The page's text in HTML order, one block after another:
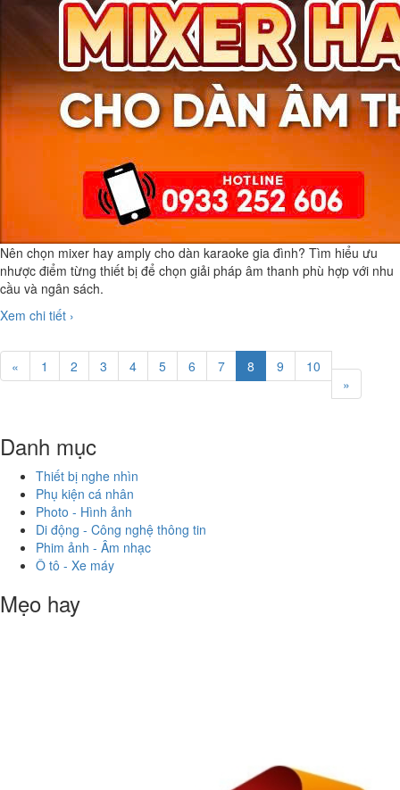
Nên chọn mixer hay amply cho dàn karaoke gia đình? Tìm hiểu ưu
nhược điểm từng thiết bị để chọn giải pháp âm thanh phù hợp với nhu
cầu và ngân sách.
Xem chi tiết ›
« 1 2 3 4 5 6 7 8 9
10
»
Danh mục
Thiết bị nghe nhìn
Phụ kiện cá nhân
Photo - Hình ảnh
Di động - Công nghệ thông tin
Phim ảnh - Âm nhạc
Ô tô - Xe máy
Mẹo hay